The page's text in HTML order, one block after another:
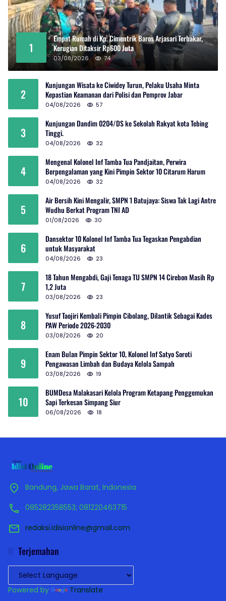
1
Empat Rumah di Kp. Cimentrik Baros Arjasari Terbakar,
Kerugian Ditaksir Rp600 Juta
03/08/2026 74
2
Kunjungan Wisata ke Ciwidey Turun, Pelaku Usaha Minta
Kepastian Keamanan dari Polisi dan Pemprov Jabar
04/08/2026 57
3
Kunjungan Dandim 0204/DS ke Sekolah Rakyat kota Tebing
Tinggi.
04/08/2026 32
4
Mengenal Kolonel Inf Tamba Tua Pandjaitan, Perwira
Berpengalaman yang Kini Pimpin Sektor 10 Citarum Harum
04/08/2026 32
5
Air Bersih Kini Mengalir, SMPN 1 Batujaya: Siswa Tak Lagi Antre
Wudhu Berkat Program TNI AD
01/08/2026 30
6
Dansektor 10 Kolonel Inf Tamba Tua Tegaskan Pengabdian
untuk Masyarakat
04/08/2026 23
7
18 Tahun Mengabdi, Gaji Tenaga TU SMPN 14 Cirebon Masih Rp
1,2 Juta
03/08/2026 23
8
Yusuf Taojiri Kembali Pimpin Cibolang, Dilantik Sebagai Kades
PAW Periode 2026-2030
03/08/2026 20
9
Enam Bulan Pimpin Sektor 10, Kolonel Inf Satyo Soroti
Pengawasan Limbah dan Budaya Kelola Sampah
03/08/2026 19
10
BUMDesa Malakasari Kelola Program Ketapang Penggemukan
Sapi Terkesan Simpang Siur
06/08/2026 18
Bandung, Jawa Barat, Indonesia
085282358553; 081220463715
redaksi.idisionline@gmail.com
Terjemahan
Powered by Translate